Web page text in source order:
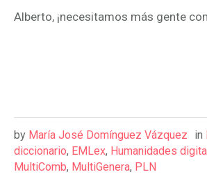
Alberto, ¡necesitamos más gente
by María José Domínguez Vázquez in
diccionario, EMLex, Humanidades
MultiComb, MultiGenera, PLN